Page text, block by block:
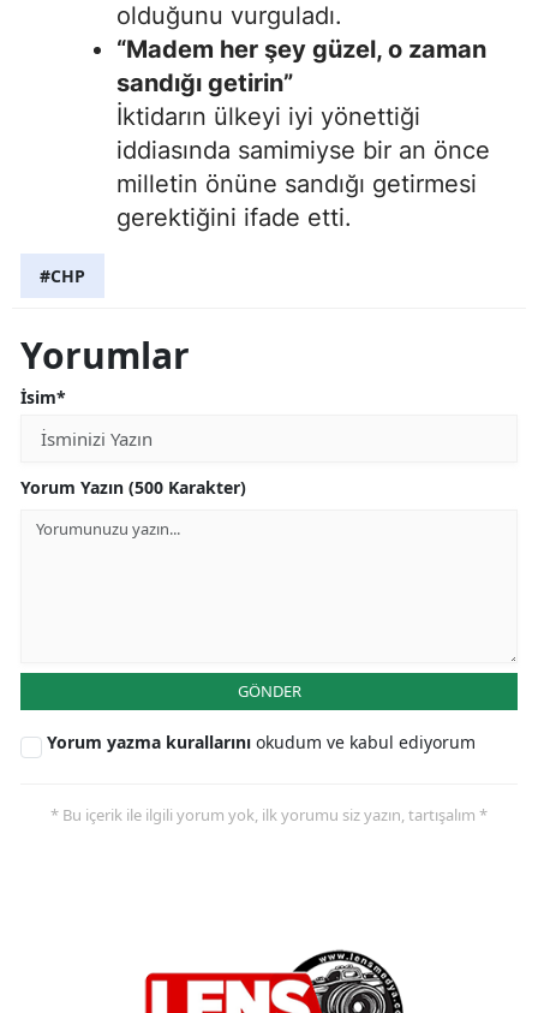
olduğunu vurguladı.
“Madem her şey güzel, o zaman
sandığı getirin”
İktidarın ülkeyi iyi yönettiği
iddiasında samimiyse bir an önce
milletin önüne sandığı getirmesi
gerektiğini ifade etti.
#CHP
Yorumlar
İsim*
Yorum Yazın (500 Karakter)
GÖNDER
Yorum yazma kurallarını okudum ve kabul ediyorum
* Bu içerik ile ilgili yorum yok, ilk yorumu siz yazın, tartışalım *